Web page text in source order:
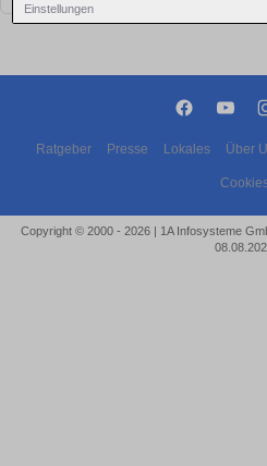
Einstellungen
Ratgeber Presse Lokales Über
Copyright © 2000 - 2026 | 1A Infosysteme